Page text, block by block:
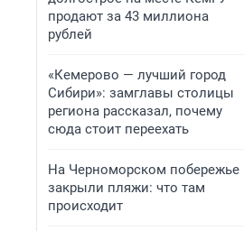
продают за 43 миллиона
рублей
«Кемерово — лучший город
Сибири»: замглавы столицы
региона рассказал, почему
сюда стоит переехать
На Черноморском побережье
закрыли пляжи: что там
происходит